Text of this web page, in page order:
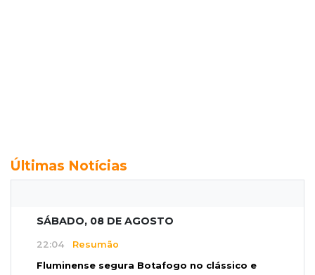
Últimas Notícias
SÁBADO, 08 DE AGOSTO
22:04 Resumão
Fluminense segura Botafogo no clássico e